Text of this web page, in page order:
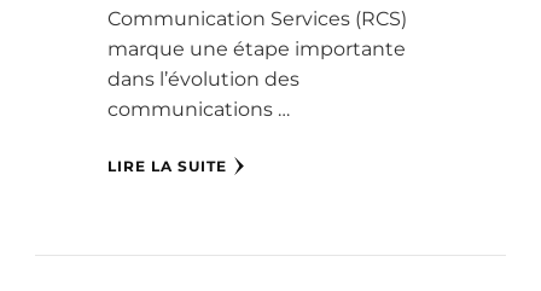
Communication Services (RCS)
marque une étape importante
dans l’évolution des
communications …
LIRE LA SUITE